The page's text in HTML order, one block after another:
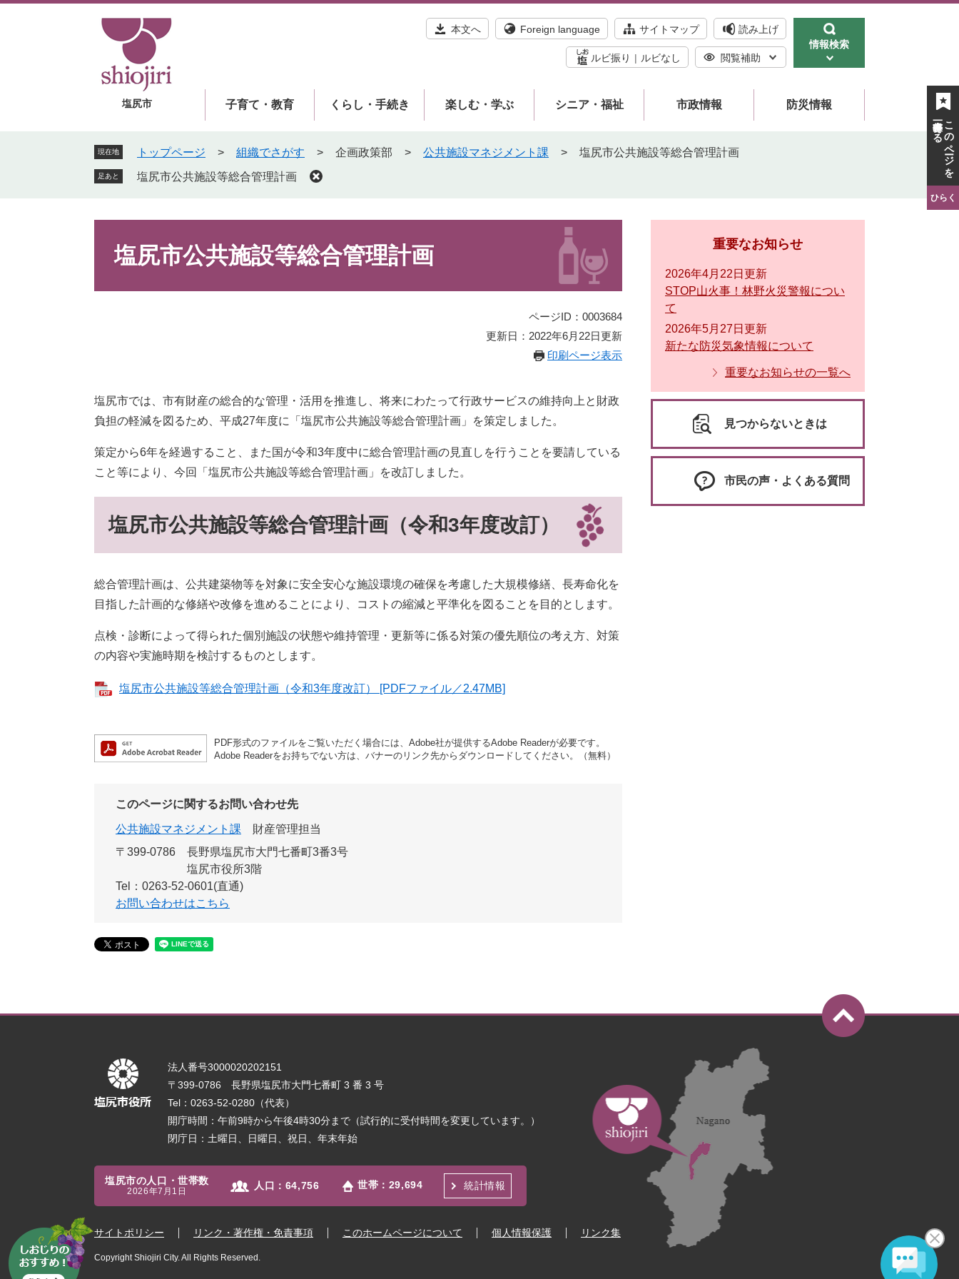
塩尻市
本文へ Foreign language サイトマップ 読み上げ
ルビ振り ルビなし 閲覧補助
情報検索
子育て・教育 くらし・手続き 楽しむ・学ぶ シニア・福祉 市政情報 防災情報
現在地 トップページ > 組織でさがす > 企画政策部 > 公共施設マネジメント課 > 塩尻市公共施設等総合管理計画
足あと 塩尻市公共施設等総合管理計画
塩尻市公共施設等総合管理計画
ページID：0003684
更新日：2022年6月22日更新
印刷ページ表示
塩尻市では、市有財産の総合的な管理・活用を推進し、将来にわたって行政サービスの維持向上と財政
負担の軽減を図るため、平成27年度に「塩尻市公共施設等総合管理計画」を策定しました。
策定から6年を経過すること、また国が令和3年度中に総合管理計画の見直しを行うことを要請している
こと等により、今回「塩尻市公共施設等総合管理計画」を改訂しました。
塩尻市公共施設等総合管理計画（令和3年度改訂）
総合管理計画は、公共建築物等を対象に安全安心な施設環境の確保を考慮した大規模修繕、長寿命化を
目指した計画的な修繕や改修を進めることにより、コストの縮減と平準化を図ることを目的とします。
点検・診断によって得られた個別施設の状態や維持管理・更新等に係る対策の優先順位の考え方、対策
の内容や実施時期を検討するものとします。
塩尻市公共施設等総合管理計画（令和3年度改訂） [PDFファイル／2.47MB]
PDF形式のファイルをご覧いただく場合には、Adobe社が提供するAdobe Readerが必要です。
Adobe Readerをお持ちでない方は、バナーのリンク先からダウンロードしてください。（無料）
このページに関するお問い合わせ先
公共施設マネジメント課
財産管理担当
〒399-0786
長野県塩尻市大門七番町3番3号
塩尻市役所3階
Tel：0263-52-0601(直通)
お問い合わせはこちら
重要なお知らせ
2026年4月22日更新
STOP山火事！林野火災警報につい
て
2026年5月27日更新
新たな防災気象情報について
重要なお知らせの一覧へ
見つからないときは
市民の声・よくある質問
法人番号3000020202151
〒399-0786 長野県塩尻市大門七番町 3 番 3 号
Tel：0263-52-0280（代表）
開庁時間：午前9時から午後4時30分まで（試行的に受付時間を変更しています。）
閉庁日：土曜日、日曜日、祝日、年末年始
塩尻市の人口・世帯数
2026年7月1日 人口： 64,756 世帯： 29,694 統計情報
サイトポリシー リンク・著作権・免責事項 このホームページについて 個人情報保護 リンク集
Copyright Shiojiri City. All Rights Reserved.
し
このページを
一時保存する
ひらく